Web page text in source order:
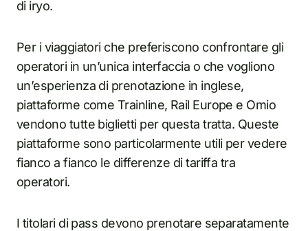
di iryo.
Per i viaggiatori che preferiscono confrontare gli
operatori in un’unica interfaccia o che vogliono
un’esperienza di prenotazione in inglese,
piattaforme come Trainline, Rail Europe e Omio
vendono tutte biglietti per questa tratta. Queste
piattaforme sono particolarmente utili per vedere
fianco a fianco le differenze di tariffa tra
operatori.
I titolari di pass devono prenotare separatamente